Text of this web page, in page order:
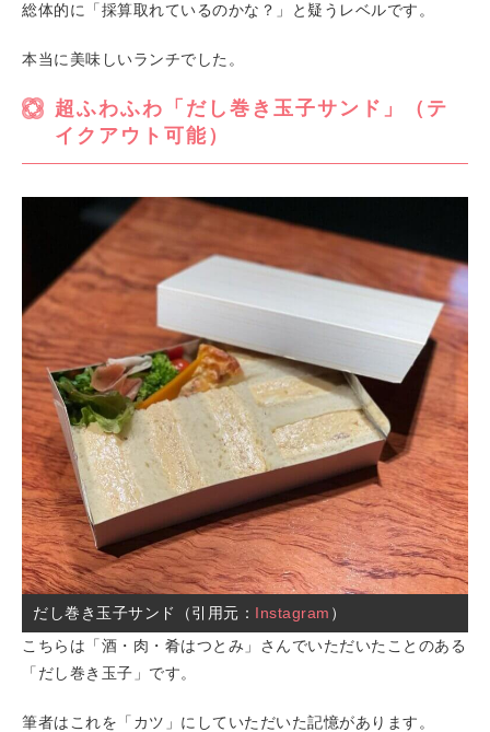
総体的に「採算取れているのかな？」と疑うレベルです。
本当に美味しいランチでした。
超ふわふわ「だし巻き玉子サンド」（テ
イクアウト可能）
だし巻き玉子サンド（引用元： Instagram ）
こちらは「酒・肉・肴はつとみ」さんでいただいたことのある
「だし巻き玉子」です。
筆者はこれを「カツ」にしていただいた記憶があります。